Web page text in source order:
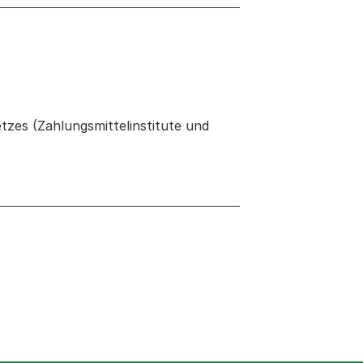
(Zahlungsmittelinstitute und